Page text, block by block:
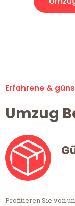
Erfahrene &
Umzug
Profitieren Sie von